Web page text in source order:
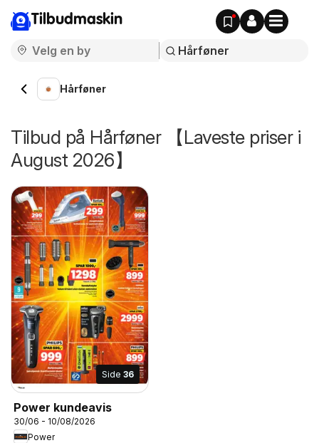
Tilbudmaskin
Hårføner
Tilbud på Hårføner 【Laveste priser i
August 2026】
Side 36
Power kundeavis
30/06 - 10/08/2026
Power